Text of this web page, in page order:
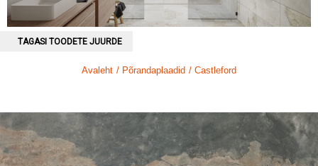
TAGASI TOODETE JUURDE
Avaleht / Põrandaplaadid / Castleford